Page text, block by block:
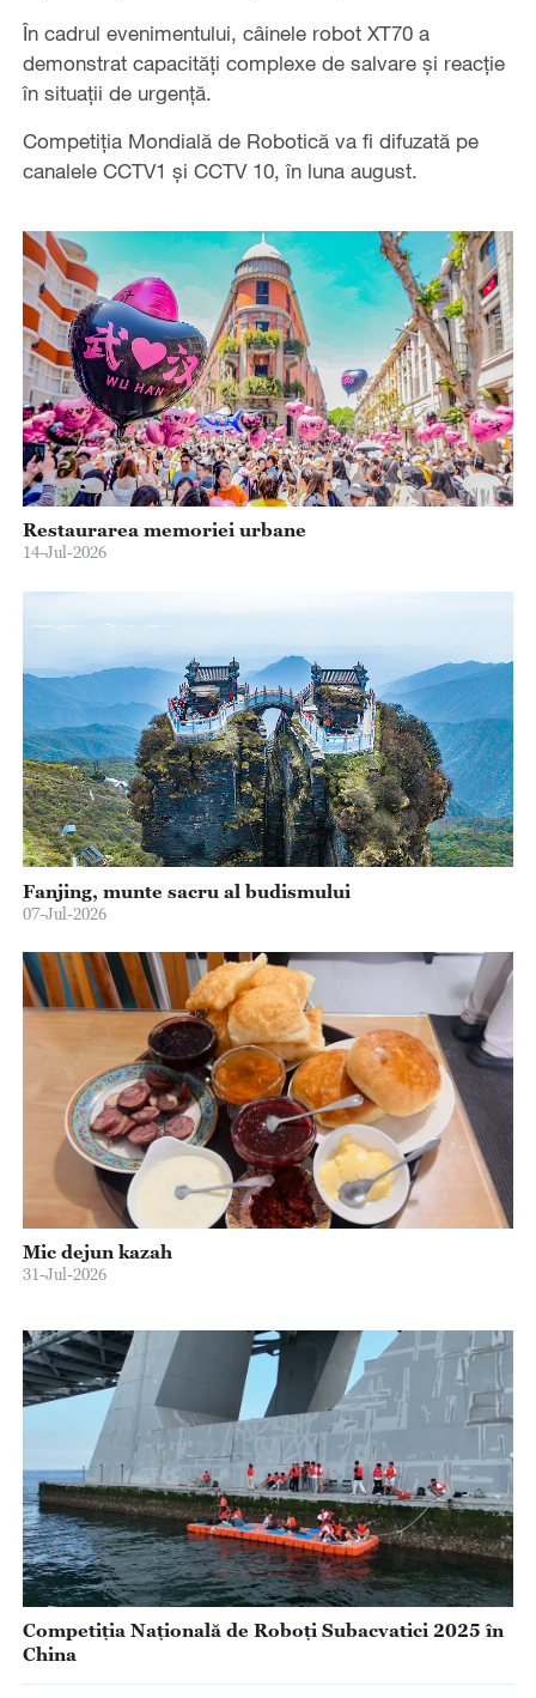
În cadrul evenimentului, câinele robot XT70 a
demonstrat capacități complexe de salvare și reacție
în situații de urgență.
Competiția Mondială de Robotică va fi difuzată pe
canalele CCTV1 și CCTV 10, în luna august.
Restaurarea memoriei urbane
14-Jul-2026
Fanjing, munte sacru al budismului
07-Jul-2026
Mic dejun kazah
31-Jul-2026
Competiția Națională de Roboți Subacvatici 2025 în
China